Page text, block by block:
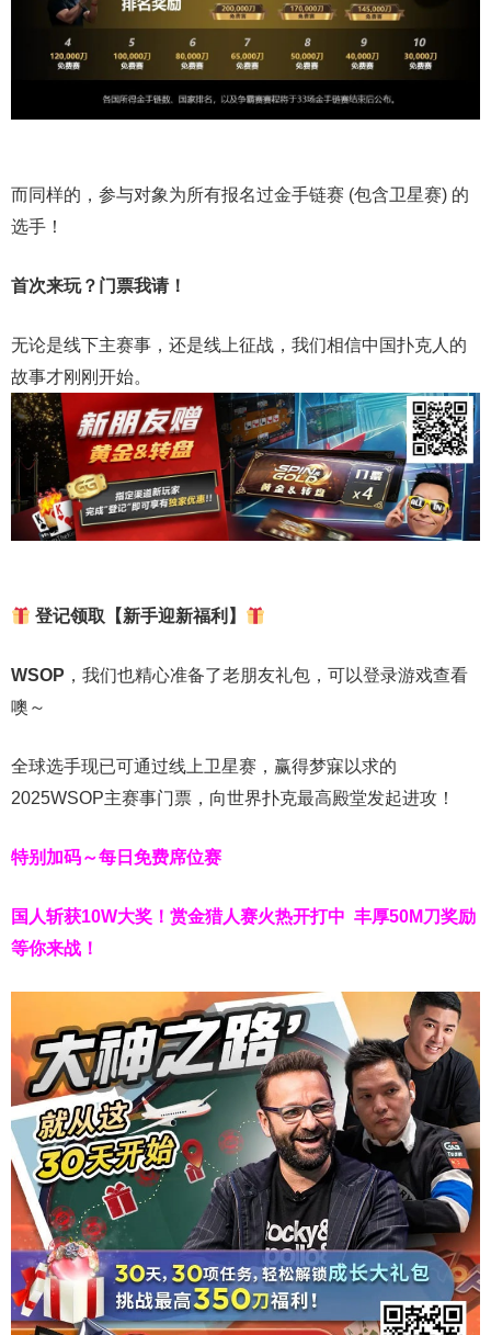
而同样的，参与对象为所有报名过金手链赛 (包含卫星赛) 的
选手！
首次来玩？门票我请！
无论是线下主赛事，还是线上征战，我们相信中国扑克人的
故事才刚刚开始。
登记领取【新手迎新福利】
WSOP ，我们也精心准备了老朋友礼包，可以登录游戏查看
噢～
全球选手现已可通过线上卫星赛，赢得梦寐以求的
2025WSOP主赛事门票，向世界扑克最高殿堂发起进攻！
特别加码～每日免费席位赛
国人斩获10W大奖！ 赏金猎人赛火热开打中 丰厚50M刀奖励
等你来战！